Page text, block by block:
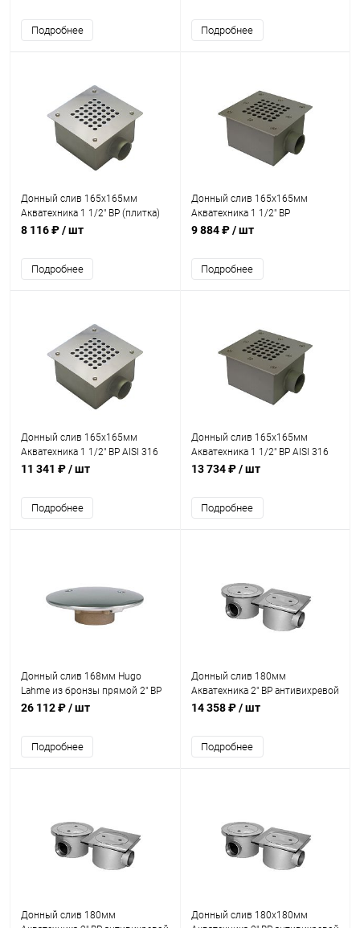
Подробнее Подробнее
Донный слив 165х165мм
Акватехника 1 1/2" ВР (плитка)
(AT04.07)
8 116 ₽/ шт
Подробнее
Донный слив 165х165мм
Акватехника 1 1/2" ВР
(универсал) (AT04.06)
9 884 ₽/ шт
Подробнее
Донный слив 165х165мм
Акватехника 1 1/2" ВР AISI 316
(плитка) (AT04.07M)
11 341 ₽/ шт
Подробнее
Донный слив 165х165мм
Акватехника 1 1/2" ВР AISI 316
(универсал) (AT04.06M)
13 734 ₽/ шт
Подробнее
Донный слив 168мм Hugo
Lahme из бронзы прямой 2" ВР
(2005020)
26 112 ₽/ шт
Подробнее
Донный слив 180мм
Акватехника 2" ВР антивихревой
AISI 316 (плитка) (AT04.12M)
14 358 ₽/ шт
Подробнее
Донный слив 180мм
Донный слив 180х180мм